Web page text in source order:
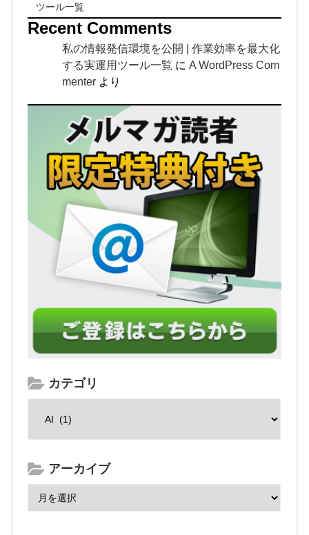
ツール一覧
Recent Comments
私の情報発信環境を公開 | 作業効率を最大化
する実運用ツール一覧 にA WordPress Com
menter より
カテゴリ
アーカイブ